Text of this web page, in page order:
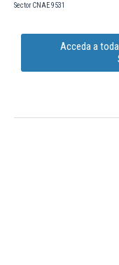
Sector CNAE 9531
Acceda a